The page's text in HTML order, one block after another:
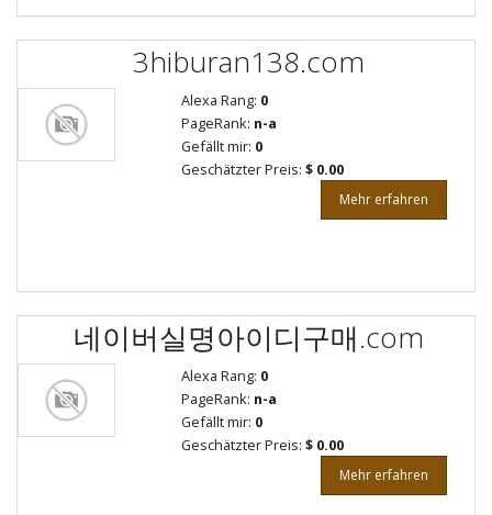
3hiburan138.com
Alexa Rang: 0
PageRank: n-a
Gefällt mir: 0
Geschätzter Preis: $ 0.00
Mehr erfahren
네이버실명아이디구매.com
Alexa Rang: 0
PageRank: n-a
Gefällt mir: 0
Geschätzter Preis: $ 0.00
Mehr erfahren